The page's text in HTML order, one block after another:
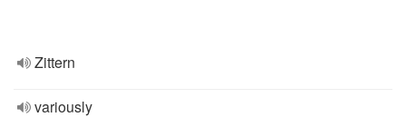
Zittern
variously